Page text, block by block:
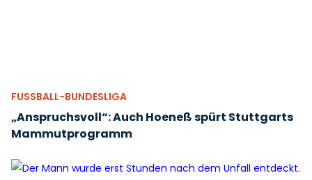
FUSSBALL-BUNDESLIGA
„Anspruchsvoll“: Auch Hoeneß spürt Stuttgarts
Mammutprogramm